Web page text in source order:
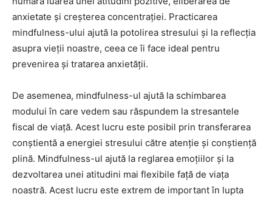
anxietate și creșterea concentrației. Practicarea
mindfulness-ului ajută la potolirea stresului și la reflecția
asupra vieții noastre, ceea ce îi face ideal pentru
prevenirea și tratarea anxietății.
De asemenea, mindfulness-ul ajută la schimbarea
modului în care vedem sau răspundem la stresantele
fiscal de viață. Acest lucru este posibil prin transferarea
conștientă a energiei stresului către atenție și conștiență
plină. Mindfulness-ul ajută la reglarea emoțiilor și la
dezvoltarea unei atitudini mai flexibile față de viața
noastră. Acest lucru este extrem de important în lupta